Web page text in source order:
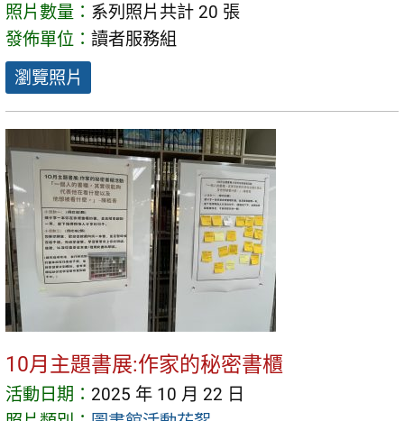
照片數量： 系列照片共計 20 張
發佈單位： 讀者服務組
瀏覽照片
10月主題書展:作家的秘密書櫃
活動日期： 2025 年 10 月 22 日